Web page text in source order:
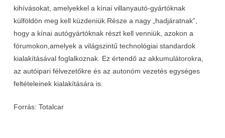
kihívásokat, amelyekkel a kínai villanyautó-gyártóknak
külföldön meg kell küzdeniük.Része a nagy „hadjáratnak”,
hogy a kínai autógyártóknak részt kell venniük, azokon a
fórumokon,amelyek a világszintű technológiai standardok
kialakításával foglalkoznak. Ez értendő az akkumulátorokra,
az autóipari félvezetőkre és az autonóm vezetés egységes
feltételeinek kialakítására is.
Forrás: Totalcar